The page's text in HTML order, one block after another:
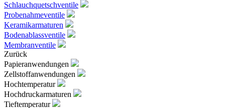
Schlauchquetschventile
Probenahmeventile
Keramikarmaturen
Bodenablassventile
Membranventile
Zurück
Papieranwendungen
Zellstoffanwendungen
Hochtemperatur
Hochdruckarmaturen
Tieftemperatur